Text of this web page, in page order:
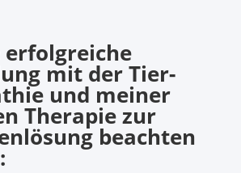
erfolgreiche
mit der Tier-
und meiner
Therapie zur
beachten